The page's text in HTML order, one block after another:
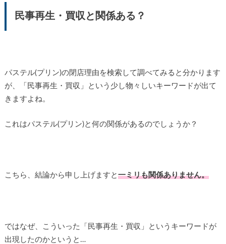
民事再生・買収と関係ある？
パステル(プリン)の閉店理由を検索して調べてみると分かります
が、「民事再生・買収」という少し物々しいキーワードが出て
きますよね。
これはパステル(プリン)と何の関係があるのでしょうか？
こちら、結論から申し上げますと 一ミリも関係ありません。
ではなぜ、こういった「民事再生・買収」というキーワードが
出現したのかというと…